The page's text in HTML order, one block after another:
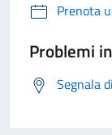
Prenota
Problemi
Segnala